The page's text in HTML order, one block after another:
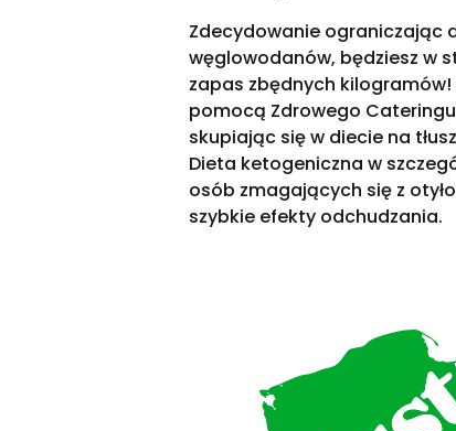
Zdecydowanie ograniczając
węglowodanów, będziesz w
zapas zbędnych kilogramów!
pomocą Zdrowego
skupiając się w diecie na
Dieta ketogeniczna w
osób zmagających się z
szybkie efekty odchudzania.